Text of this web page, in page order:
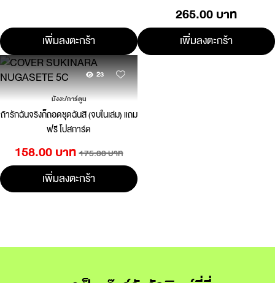
เพิ่มลงตะกร้า
265.00 บาท
เพิ่มลงตะกร้า
23
มังงะ/การ์ตูน
ถ้ารักฉันจริงก็ถอดชุดฉันสิ (จบในเล่ม) แถม
ฟรี โปสการ์ด
158.00 บาท 175.00 บาท
เพิ่มลงตะกร้า